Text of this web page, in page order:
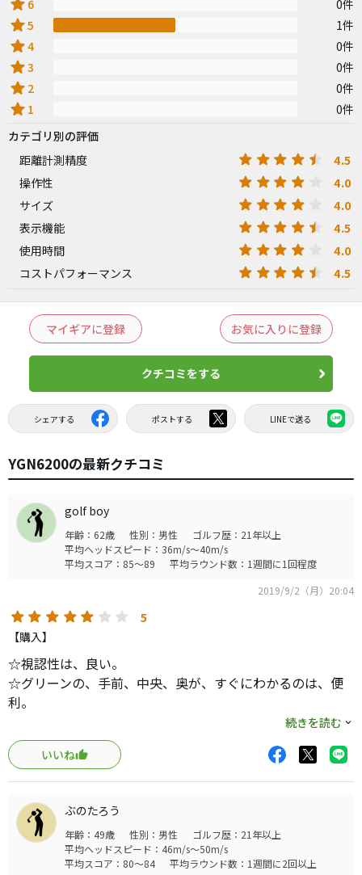
star 6 0件
star5 1件
star4 0件
star3 0件
star 2 0件
star 1
0件
カテゴリ別の評価
距離計測精度
4.5
操作性 4.0
サイズ 4.0
表示機能 4.5
使用時間 4.0
コストパフォーマンス 4.5
マイギアに登録 お気に入りに登録
クチコミをする
シェアする ポストする LINEで送る
YGN6200の最新クチコミ
golf boy
年齢：62歳 性別：男性
ゴルフ歴：21年以上
平均ヘッドスピード：36m/s～40m/s
平均スコア：85～89
平均ラウンド数：1週間に1回程度
2019/9/2（月）20:04
5
【購入】
☆視認性は、良い。
☆グリーンの、手前、中央、奥が、すぐにわかるのは、便
利。
★自動検索にすると、時間がかかることが多い。
★ホールを、間違って、表示することが、コースによってあ
る。
★やはり、重い。
☆画面が、大きいので、見やすい。
★電池の持ちが、良くない。
★コースによって、高低差が出ない。
続きを読む
いいね
ぶのたろう
年齢：49歳 性別：男性
ゴルフ歴：21年以上
平均ヘッドスピード：46m/s～50m/s
平均スコア：80～84
平均ラウンド数：1週間に2回以上